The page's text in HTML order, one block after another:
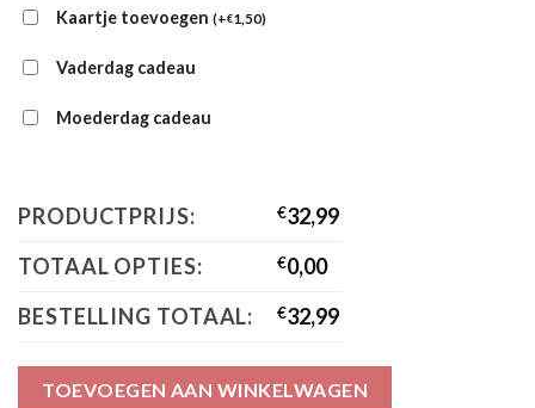
Kaartje toevoegen (+€1,50)
Vaderdag cadeau
Moederdag cadeau
PRODUCTPRIJS: €32,99
TOTAAL OPTIES:
€0,00
BESTELLING TOTAAL:
€32,99
TOEVOEGEN AAN WINKELWAGEN